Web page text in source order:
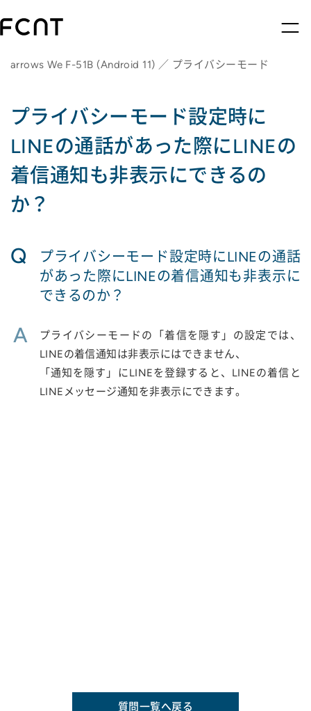
arrows We F-51B (Android 11) ／ プライバシーモード
プライバシーモード設定時に
LINEの通話があった際にLINEの
着信通知も非表示にできるの
か？
Q
プライバシーモード設定時にLINEの通話
があった際にLINEの着信通知も非表示に
できるのか？
A
プライバシーモードの「着信を隠す」の設定では、
LINEの着信通知は非表示にはできません、
「通知を隠す」にLINEを登録すると、LINEの着信と
LINEメッセージ通知を非表示にできます。
質問一覧へ戻る